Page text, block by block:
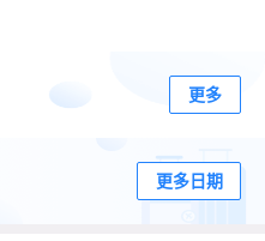
更多
更多日期